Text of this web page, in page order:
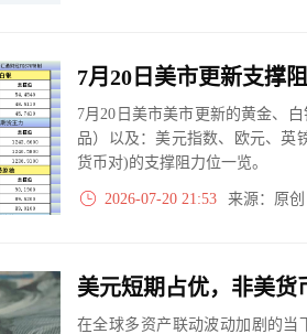
7月20日美市美市更新的黄金、
品）以及：美元指数、欧元、英
货币对)的支撑阻力位一览。
2026-07-20 21:53 来源：原
美元短期占优，非美货
在全球多资产联动波动加剧的当